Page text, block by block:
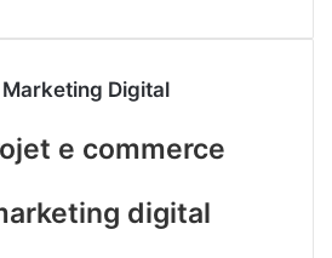
Digital
e commerce
digital